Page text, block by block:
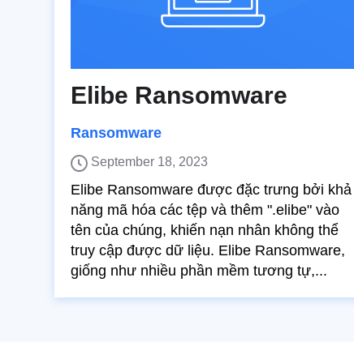
Elibe Ransomware
Ransomware
September 18, 2023
Elibe Ransomware được đặc trưng bởi khả
năng mã hóa các tệp và thêm ".elibe" vào
tên của chúng, khiến nạn nhân không thể
truy cập được dữ liệu. Elibe Ransomware,
giống như nhiều phần mềm tương tự,...